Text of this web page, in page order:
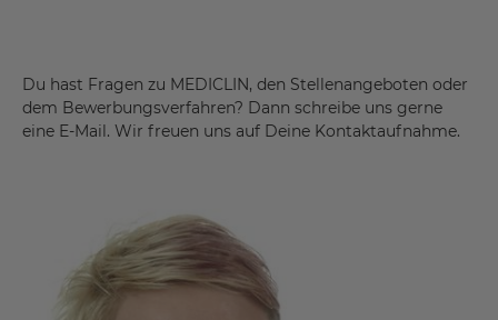
Du hast Fragen zu MEDICLIN, den Stellenangeboten oder
dem Bewerbungsverfahren? Dann schreibe uns gerne
eine E-Mail. Wir freuen uns auf Deine Kontaktaufnahme.